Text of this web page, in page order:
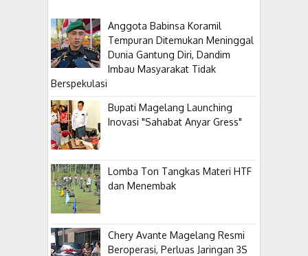
Anggota Babinsa Koramil
Tempuran Ditemukan Meninggal
Dunia Gantung Diri, Dandim
Imbau Masyarakat Tidak
Berspekulasi
Bupati Magelang Launching
Inovasi "Sahabat Anyar Gress"
Lomba Ton Tangkas Materi HTF
dan Menembak
​Chery Avante Magelang Resmi
Beroperasi, Perluas Jaringan 3S